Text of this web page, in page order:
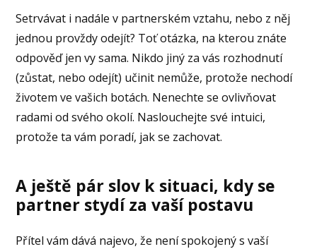
Setrvávat i nadále v partnerském vztahu, nebo z něj
jednou provždy odejít? Toť otázka, na kterou znáte
odpověď jen vy sama. Nikdo jiný za vás rozhodnutí
(zůstat, nebo odejít) učinit nemůže, protože nechodí
životem ve vašich botách. Nenechte se ovlivňovat
radami od svého okolí. Naslouchejte své intuici,
protože ta vám poradí, jak se zachovat.
A ještě pár slov k situaci, kdy se
partner stydí za vaší postavu
Přítel vám dává najevo, že není spokojený s vaší